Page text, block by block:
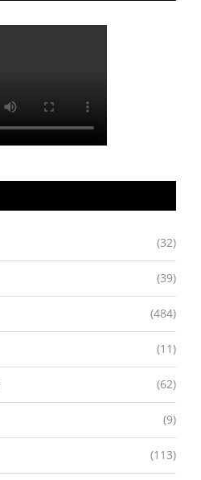
(32)
(39)
(484)
(11)
(62)
(9)
(113)